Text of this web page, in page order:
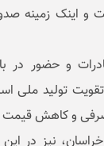
و اینک زمینه
و حضور در
تولید ملی
و کاهش
نیز در